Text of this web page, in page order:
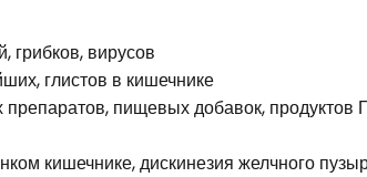
грибков, вирусов
глистов в кишечнике
пищевых добавок, продуктов
кишечнике, дискинезия желчного